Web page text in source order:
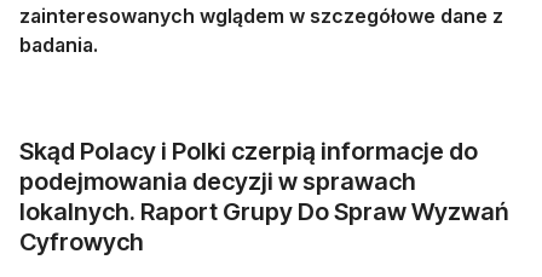
zainteresowanych wglądem w szczegółowe dane z
badania.
Skąd Polacy i Polki czerpią informacje do
podejmowania decyzji w sprawach
lokalnych. Raport Grupy Do Spraw Wyzwań
Cyfrowych